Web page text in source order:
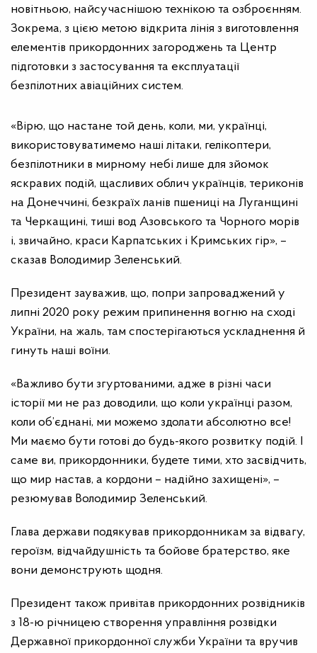
новітньою, найсучаснішою технікою та озброєнням.
Зокрема, з цією метою відкрита лінія з виготовлення
елементів прикордонних загороджень та Центр
підготовки з застосування та експлуатації
безпілотних авіаційних систем.
«Вірю, що настане той день, коли, ми, українці,
використовуватимемо наші літаки, гелікоптери,
безпілотники в мирному небі лише для зйомок
яскравих подій, щасливих облич українців, териконів
на Донеччині, безкраїх ланів пшениці на Луганщині
та Черкащині, тиші вод Азовського та Чорного морів
і, звичайно, краси Карпатських і Кримських гір», –
сказав Володимир Зеленський.
Президент зауважив, що, попри запроваджений у
липні 2020 року режим припинення вогню на сході
України, на жаль, там спостерігаються ускладнення й
гинуть наші воїни.
«Важливо бути згуртованими, адже в різні часи
історії ми не раз доводили, що коли українці разом,
коли об’єднані, ми можемо здолати абсолютно все!
Ми маємо бути готові до будь-якого розвитку подій. І
саме ви, прикордонники, будете тими, хто засвідчить,
що мир настав, а кордони – надійно захищені», –
резюмував Володимир Зеленський.
Глава держави подякував прикордонникам за відвагу,
героїзм, відчайдушність та бойове братерство, яке
вони демонструють щодня.
Президент також привітав прикордонних розвідників
з 18-ю річницею створення управління розвідки
Державної прикордонної служби України та вручив